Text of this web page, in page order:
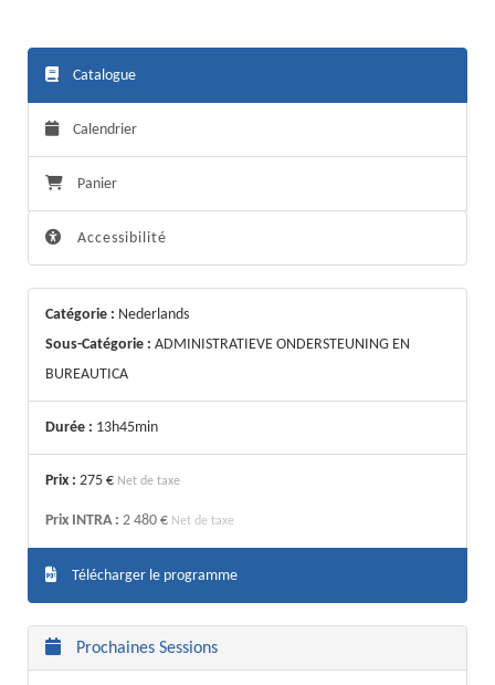
Catalogue
Calendrier
Panier
Accessibilité
Catégorie : Nederlands
Sous-Catégorie : ADMINISTRATIEVE ONDERSTEUNING EN
BUREAUTICA
Durée : 13h45min
Prix : 275 € Net de taxe
Prix INTRA : 2 480 € Net de taxe
Télécharger le programme
Prochaines Sessions